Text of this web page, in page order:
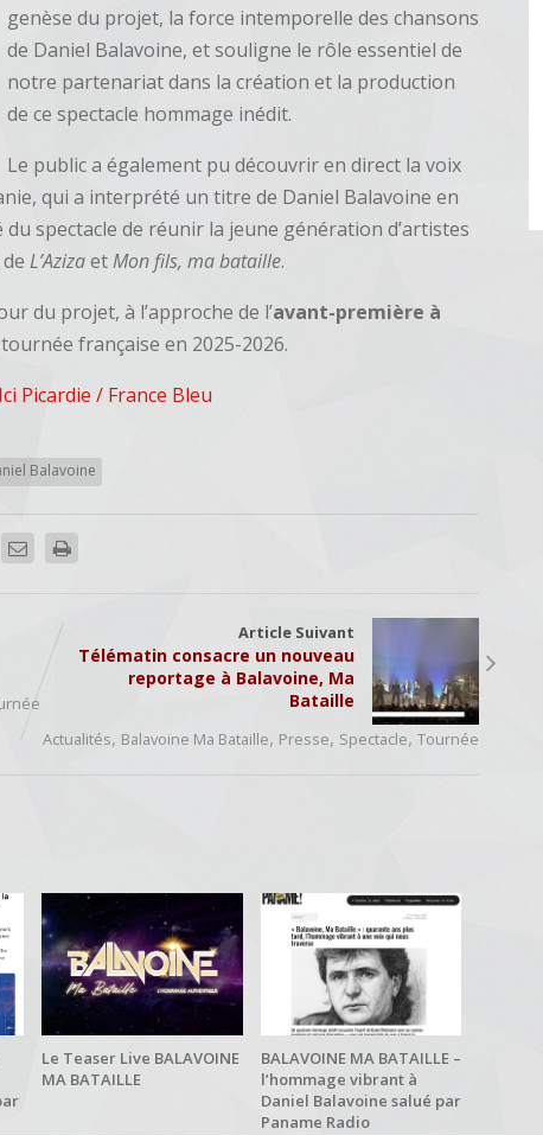
genèse du projet, la force intemporelle des chansons
de Daniel Balavoine, et souligne le rôle essentiel de
notre partenariat dans la création et la production
de ce spectacle hommage inédit.
Le public a également pu découvrir en direct la voix
qui a interprété un titre de Daniel Balavoine en
spectacle de réunir la jeune génération d’artistes
deL’AzizaetMon fils, ma bataille.
du projet, à l’approche de l’avant-première à
française en 2025-2026.
Ici Picardie / France Bleu
Balavoine
Article Suivant
Télématin consacre un nouveau
reportage à Balavoine, Ma
Bataille
Actualités, Balavoine Ma Bataille, Presse, Spectacle,Tournée
Le Teaser Live BALAVOINE
MA BATAILLE
BALAVOINE MA BATAILLE –
l’hommage vibrant à
Daniel Balavoine salué par
Paname Radio